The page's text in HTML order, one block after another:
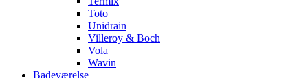
Toto
Unidrain
Villeroy & Boch
Vola
Wavin
Badeværelse